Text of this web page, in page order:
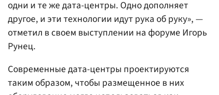
одни и те же дата-центры. Одно дополняет
другое, и эти технологии идут рука об руку», —
отметил в своем выступлении на форуме Игорь
Рунец.
Современные дата-центры проектируются
таким образом, чтобы размещенное в них